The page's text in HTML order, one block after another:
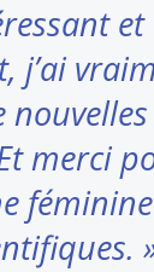
et
j’ai
merci